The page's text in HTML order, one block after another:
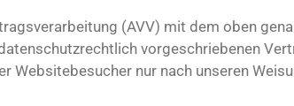
(AVV) mit dem oben
vorgeschriebenen
Websitebesucher nur nach unseren